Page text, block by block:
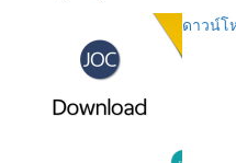
ดาวน์